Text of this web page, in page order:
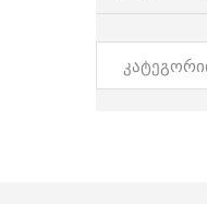
კატეგორიები